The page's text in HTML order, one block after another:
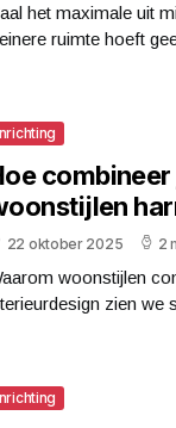
het maximale uit
ruimte hoeft
22 oktober 2025 2
woonstijlen
zien we